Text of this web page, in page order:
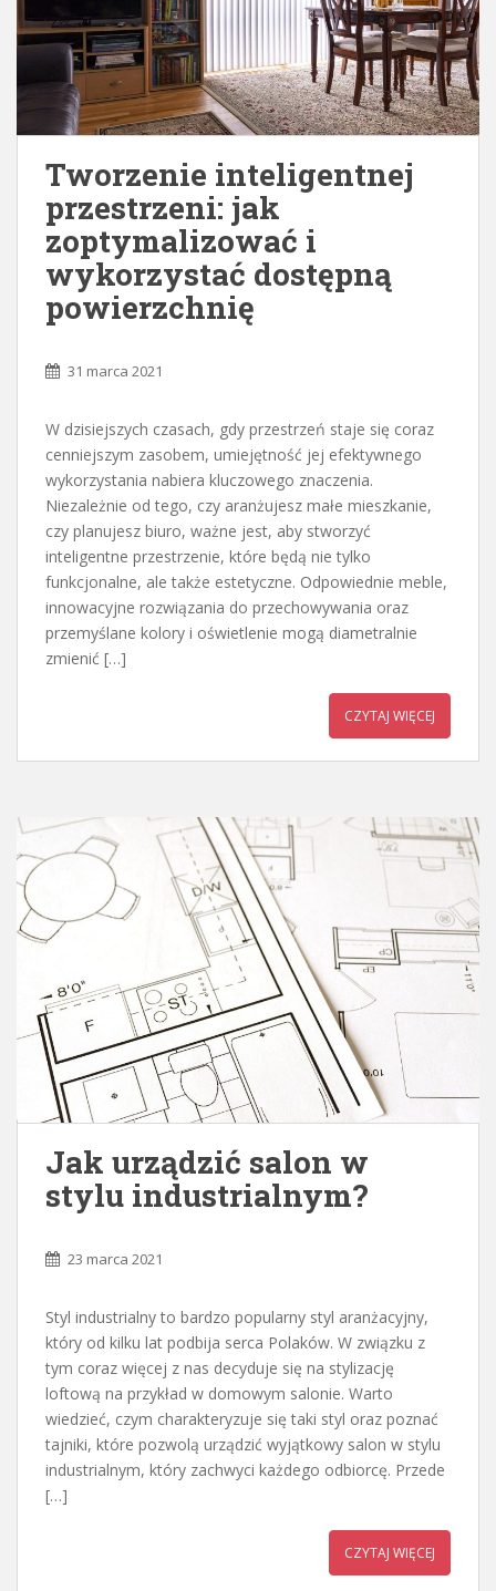
Tworzenie inteligentnej
przestrzeni: jak
zoptymalizować i
wykorzystać dostępną
powierzchnię
31 marca 2021
W dzisiejszych czasach, gdy przestrzeń staje się coraz
cenniejszym zasobem, umiejętność jej efektywnego
wykorzystania nabiera kluczowego znaczenia.
Niezależnie od tego, czy aranżujesz małe mieszkanie,
czy planujesz biuro, ważne jest, aby stworzyć
inteligentne przestrzenie, które będą nie tylko
funkcjonalne, ale także estetyczne. Odpowiednie meble,
innowacyjne rozwiązania do przechowywania oraz
przemyślane kolory i oświetlenie mogą diametralnie
zmienić […]
CZYTAJ WIĘCEJ
Jak urządzić salon w
stylu industrialnym?
23 marca 2021
Styl industrialny to bardzo popularny styl aranżacyjny,
który od kilku lat podbija serca Polaków. W związku z
tym coraz więcej z nas decyduje się na stylizację
loftową na przykład w domowym salonie. Warto
wiedzieć, czym charakteryzuje się taki styl oraz poznać
tajniki, które pozwolą urządzić wyjątkowy salon w stylu
industrialnym, który zachwyci każdego odbiorcę. Przede
[…]
CZYTAJ WIĘCEJ